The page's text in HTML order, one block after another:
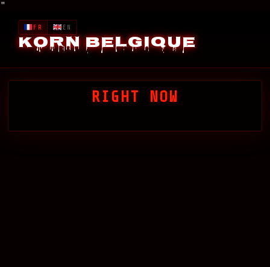
"
Korn Belgique
FR EN
RIGHT NOW